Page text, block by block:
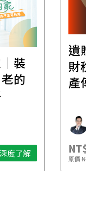
裝
的
深度了解
遺
財
產
原價